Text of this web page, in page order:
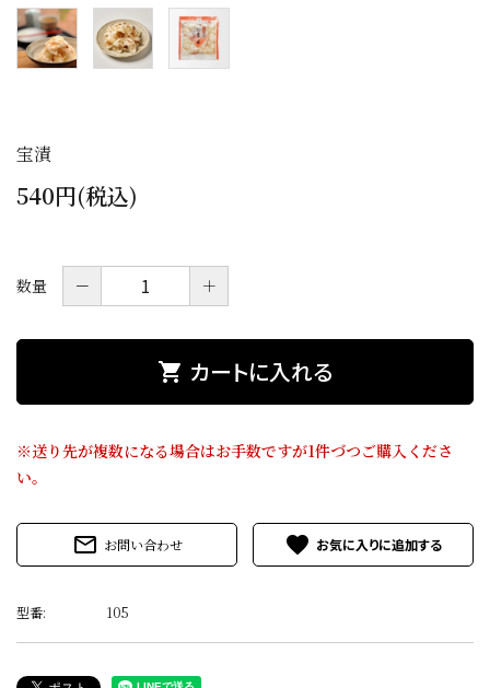
筍・沢庵・奈良漬（日持ち商品）
価格から探す
目的から探す
お電話でのご注文
FAXでのご注文
宝漬
540円(税込)
数量 － ＋
shopping_cart カートに入れる
※送り先が複数になる場合はお手数ですが1件づつご購入くださ
い。
mail_outline お問い合わせ favorite
型番: 105